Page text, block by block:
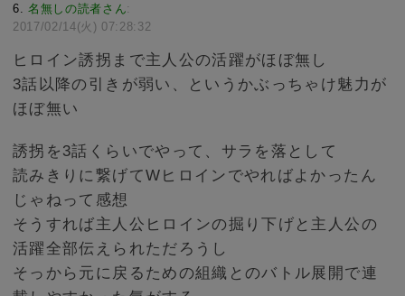
6 名無しの読者さん:
2017/02/14(火) 07:28:32
ヒロイン誘拐まで主人公の活躍がほぼ無し
3話以降の引きが弱い、というかぶっちゃけ魅力が
ほぼ無い
誘拐を3話くらいでやって、サラを落として
読みきりに繋げてWヒロインでやればよかったん
じゃねって感想
そうすれば主人公ヒロインの掘り下げと主人公の
活躍全部伝えられただろうし
そっから元に戻るための組織とのバトル展開で連